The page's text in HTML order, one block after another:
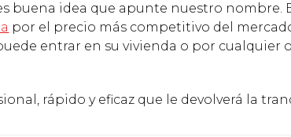
buena idea que apunte nuestro nombre.
por el precio más competitivo del
entrar en su vivienda o por cualquier
rápido y eficaz que le devolverá la